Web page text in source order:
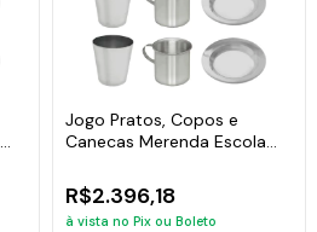
Jogo Pratos, Copos e
Canecas Merenda Escola
R$2.396,18
à vista no Pix ou Boleto